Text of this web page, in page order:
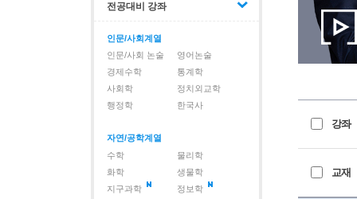
전공대비 강좌
인문/사회계열
인문/사회 논술
영어논술
경제수학
통계학
사회학
정치외교학
행정학
한국사
자연/공학계열
수학
물리학
화학
생물학
지구과학
정보학
강좌
교재